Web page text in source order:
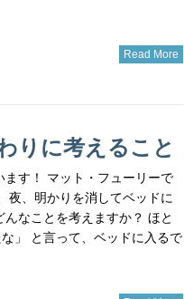
Read More
りに考えること
ます！ マット・フューリーで
夜、明かりを消してベッドに
んなことを考えますか？ ほと
」 と言って、ベッドに入るで